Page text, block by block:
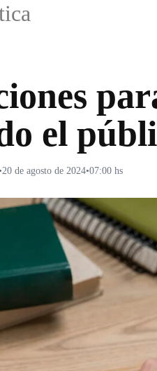
el
20 de agosto de 2024•07:00 hs